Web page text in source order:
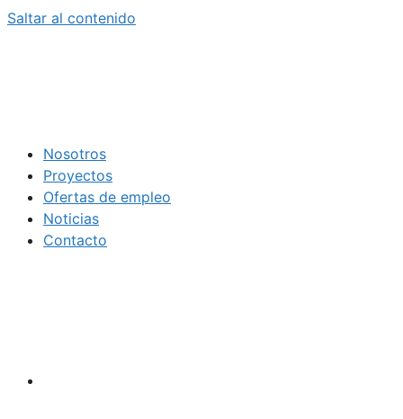
Saltar al contenido
Nosotros
Proyectos
Ofertas de empleo
Noticias
Contacto